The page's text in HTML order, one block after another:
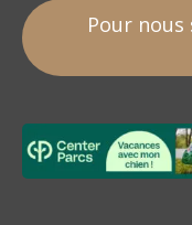
Pour